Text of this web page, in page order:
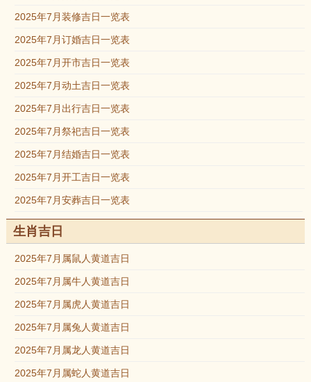
2025年7月装修吉日一览表
2025年7月订婚吉日一览表
2025年7月开市吉日一览表
2025年7月动土吉日一览表
2025年7月出行吉日一览表
2025年7月祭祀吉日一览表
2025年7月结婚吉日一览表
2025年7月开工吉日一览表
2025年7月安葬吉日一览表
生肖吉日
2025年7月属鼠人黄道吉日
2025年7月属牛人黄道吉日
2025年7月属虎人黄道吉日
2025年7月属兔人黄道吉日
2025年7月属龙人黄道吉日
2025年7月属蛇人黄道吉日